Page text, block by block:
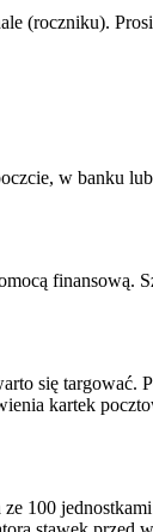
(roczniku).
w banku
finansową.
się targować.
kartek
100